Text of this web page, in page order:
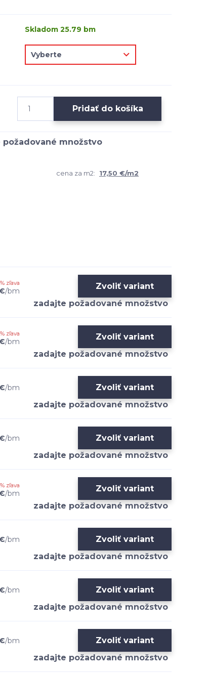
Skladom 25.79 bm
Pridať do košíka
cena za m2:
17,50 €/m2
% zľava
/bm
Zvoliť variant
% zľava
/bm
Zvoliť variant
/bm Zvoliť variant
/bm Zvoliť variant
% zľava
/bm
Zvoliť variant
/bm Zvoliť variant
/bm Zvoliť variant
/bm Zvoliť variant